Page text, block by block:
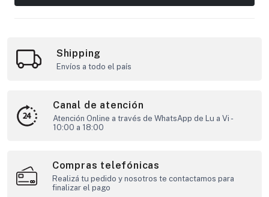
Shipping
Envíos a todo el país
Canal de atención
Atención Online a través de WhatsApp de Lu a Vi -
10:00 a 18:00
Compras telefónicas
Realizá tu pedido y nosotros te contactamos para
finalizar el pago